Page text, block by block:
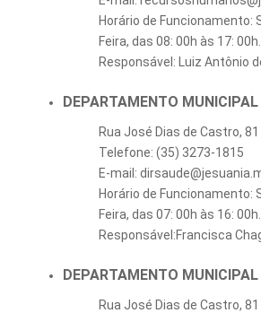
Horário de Funcionamento:
Feira, das 08: 00h às 17: 00h.
Responsável: Luiz Antônio
DEPARTAMENTO
Rua José Dias de Castro,
Telefone: (35) 3273-1815
E-mail:
Horário de Funcionamento:
Feira, das 07: 00h às 16: 00h.
Responsável:Francisca
DEPARTAMENTO
Rua José Dias de Castro,